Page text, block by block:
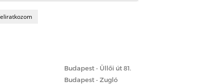
Budapest - Üllői út 81.
Budapest - Zugló